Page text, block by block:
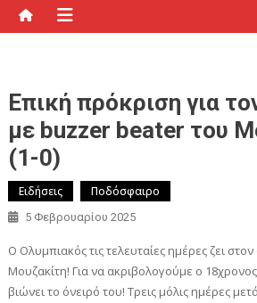
Επική πρόκριση για
με buzzer beater του
(1-0)
Ειδήσεις Ποδόσφαιρο
5 Φεβρουαρίου 2025
Ο Ολυμπιακός τις τελευταίες ημέρες ζει
Μουζακίτη! Για να ακριβολογούμε ο
βιώνει το όνειρό του! Τρεις μόλις ημέρες